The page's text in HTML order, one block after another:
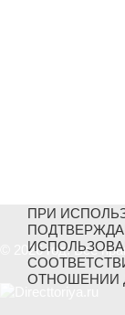
© 2026 год. Все
ПРИ
ОТНОШЕНИИ